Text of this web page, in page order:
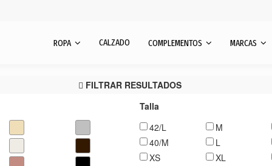
ROPA CALZADO COMPLEMENTOS MARCAS
FILTRAR RESULTADOS
Talla
42/L
40/M
XS
M
L
XL